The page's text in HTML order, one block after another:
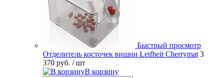
Быстрый просмотр
Отделитель косточек вишни Leifheit Cherrymat 3
370 руб. / шт
В корзину